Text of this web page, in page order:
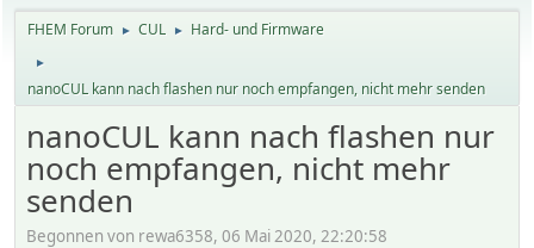
FHEM Forum ► CUL ► Hard- und Firmware
►
nanoCUL kann nach flashen nur noch empfangen, nicht mehr senden
nanoCUL kann nach flashen nur
noch empfangen, nicht mehr
senden
Begonnen von rewa6358, 06 Mai 2020, 22:20:58